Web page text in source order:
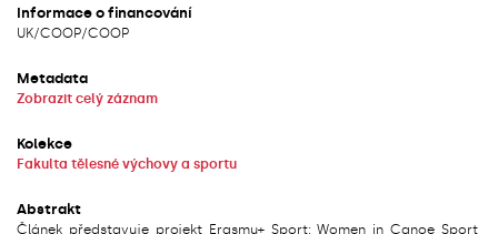
Informace o financování
UK/COOP/COOP
Metadata
Zobrazit celý záznam
Kolekce
Fakulta tělesné výchovy a sportu
Abstrakt
Článek představuje projekt Erasmu+ Sport: Women in Canoe Sport,